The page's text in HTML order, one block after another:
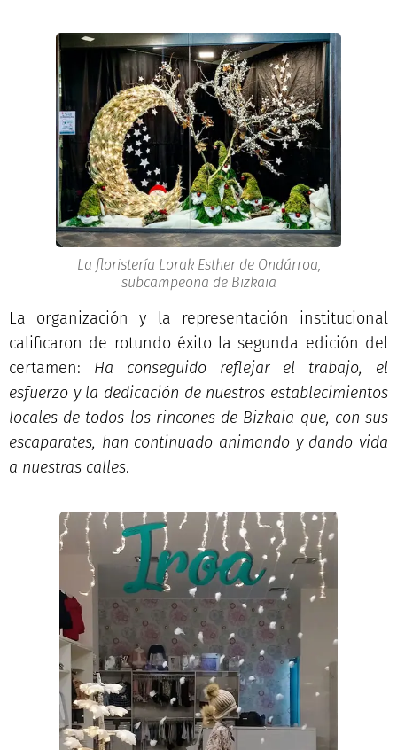
La floristería Lorak Esther de Ondárroa,
subcampeona de Bizkaia
La organización y la representación institucional
calificaron de rotundo éxito la segunda edición del
certamen: Ha conseguido reflejar el trabajo, el
esfuerzo y la dedicación de nuestros establecimientos
locales de todos los rincones de Bizkaia que, con sus
escaparates, han continuado animando y dando vida
a nuestras calles.